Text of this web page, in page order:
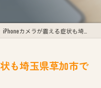
iPhoneカメラが震える症状も埼玉県草加市で即日格安修理する方法
も埼玉県草加市で